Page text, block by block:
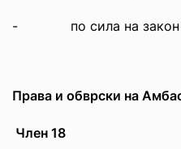
- по сила на закон
Права и обврски на
Член 18